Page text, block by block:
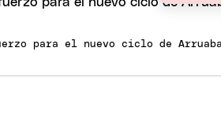
para el nuevo ciclo de